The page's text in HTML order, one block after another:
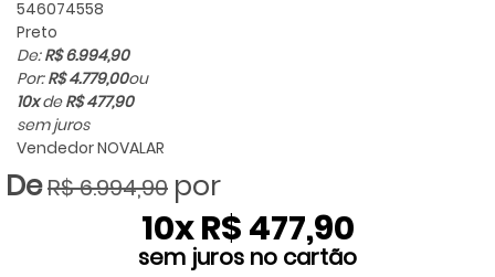
Preto
De:R$ 6.994,90
Por:R$ 4.779,00ou
10xdeR$ 477,90
sem juros
VendedorNOVALAR
R$ 6.994,90
10xR$ 477,90